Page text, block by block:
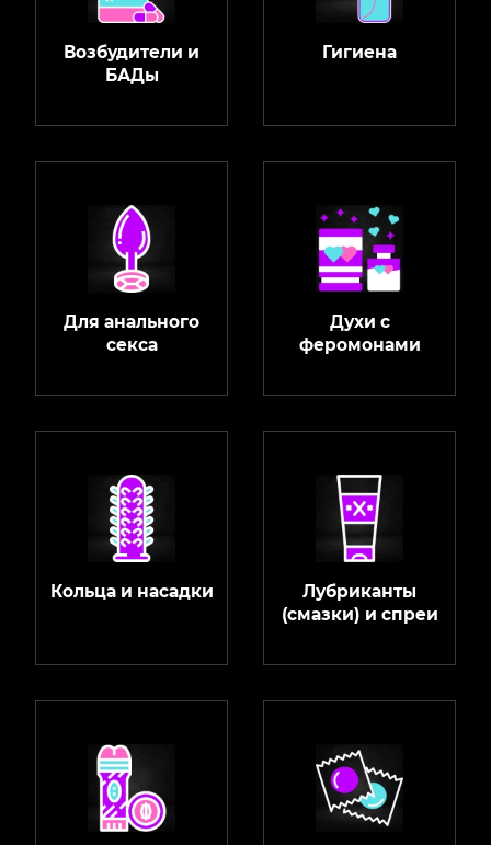
Возбудители и
БАДы
Гигиена
Для анального
секса
Духи с
феромонами
Кольца и насадки
Лубриканты
(смазки) и спреи